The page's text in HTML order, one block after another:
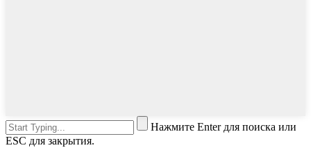
Нажмите Enter для поиска или
ESC для закрытия.